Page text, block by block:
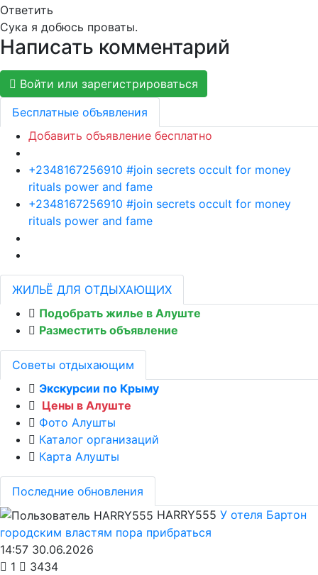
Ответить
Сука я добюсь проваты.
Написать комментарий
Войти или зарегистрироваться
Бесплатные объявления
Добавить объявление бесплатно
+2348167256910 #join secrets occult for money
rituals power and fame
+2348167256910 #join secrets occult for money
rituals power and fame
ЖИЛЬЁ ДЛЯ ОТДЫХАЮЩИХ
Подобрать жилье в Алуште
Разместить объявление
Советы отдыхающим
Экскурсии по Крыму
Цены в Алуште
Фото Алушты
Каталог организаций
Карта Алушты
Последние обновления
HARRY555 У отеля Бартон
городским властям пора прибраться
14:57 30.06.2026
1
3434